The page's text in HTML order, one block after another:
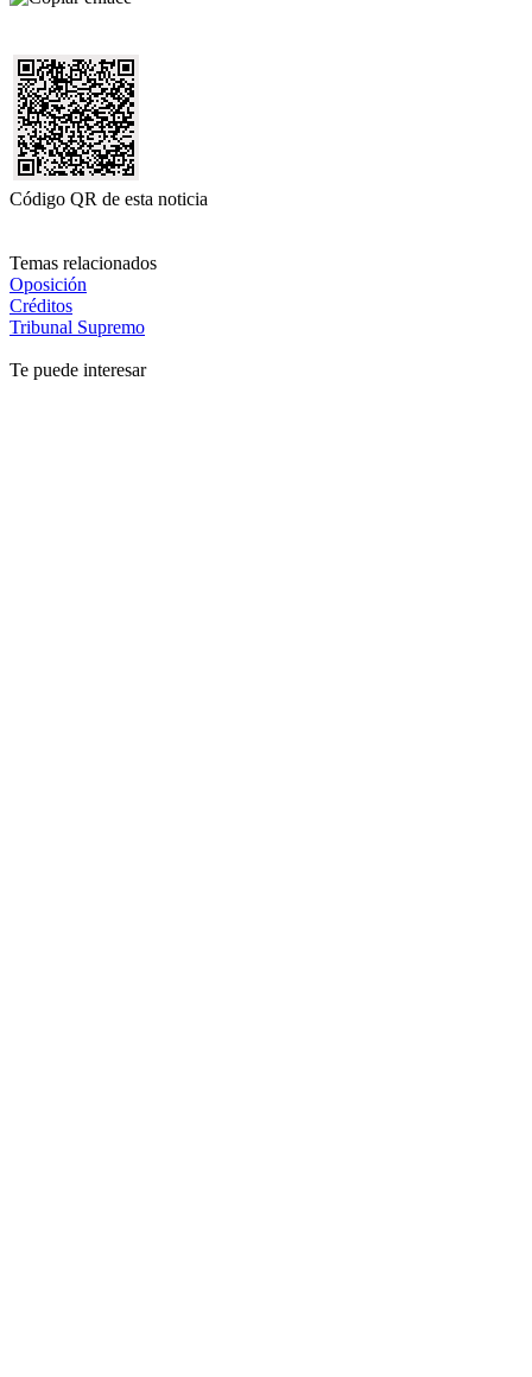
Código QR de esta noticia
Temas relacionados
Oposición
Créditos
Tribunal Supremo
Te puede interesar